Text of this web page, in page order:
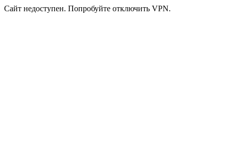
Сайт недоступен. Попробуйте отключить VPN.